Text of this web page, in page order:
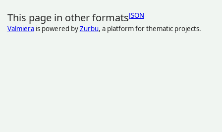
This page in other formatsJSON
Valmierais powered byZurbu, a platform for thematic projects.